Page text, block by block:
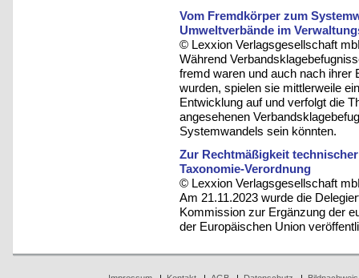
Vom Fremdkörper zum
Umweltverbände im
© Lexxion Verlagsgesellschaft
Während
fremd waren und auch nach ihrer
wurden, spielen sie mittlerweile
Entwicklung auf und verfolgt die
angesehenen
Systemwandels sein könnten.
Zur Rechtmäßigkeit
Taxonomie-Verordnung
© Lexxion Verlagsgesellschaft
Am 21.11.2023 wurde die
Kommission zur Ergänzung der
der Europäischen Union